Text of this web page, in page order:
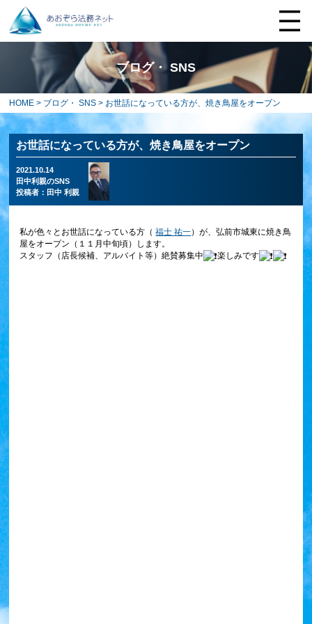
ブログ・ SNS
HOME > ブログ・ SNS > お世話になっている方が、焼き鳥屋をオープン
お世話になっている方が、焼き鳥屋をオープン
2021.10.14
田中利親のSNS
投稿者： 田中 利親
私が色々とお世話になっている方（福士 祐一）が、弘前市城東に焼き鳥
屋をオープン（１１月中旬頃）します。
スタッフ（店長候補、アルバイト等）絶賛募集中
楽しみです